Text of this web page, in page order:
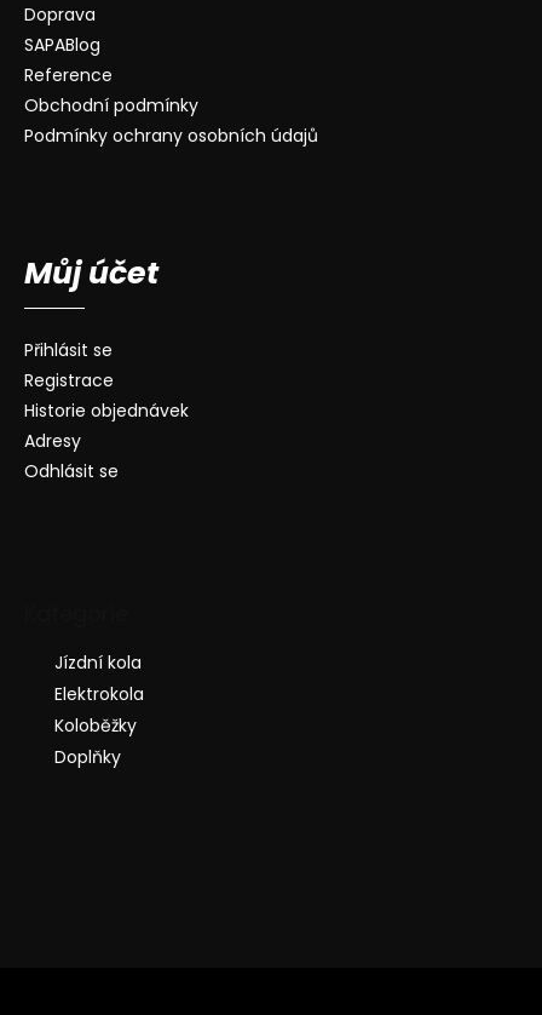
Doprava
SAPABlog
Reference
Obchodní podmínky
Podmínky ochrany osobních údajů
Můj účet
Přihlásit se
Registrace
Historie objednávek
Adresy
Odhlásit se
Jízdní kola
Elektrokola
Koloběžky
Doplňky